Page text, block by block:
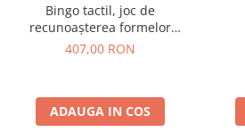
Bingo tactil, joc de
recunoașterea formelor
geometrice
407,00 RON
ADAUGA IN COS